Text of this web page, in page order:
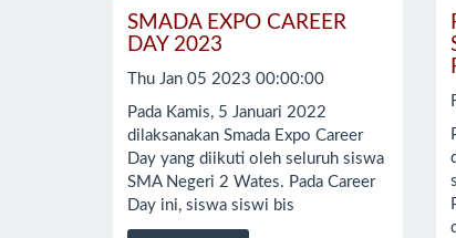
SMADA EXPO CAREER
DAY 2023
Thu Jan 05 2023 00:00:00
Pada Kamis, 5 Januari 2022
dilaksanakan Smada Expo Career
Day yang diikuti oleh seluruh siswa
SMA Negeri 2 Wates. Pada Career
Day ini, siswa siswi bis